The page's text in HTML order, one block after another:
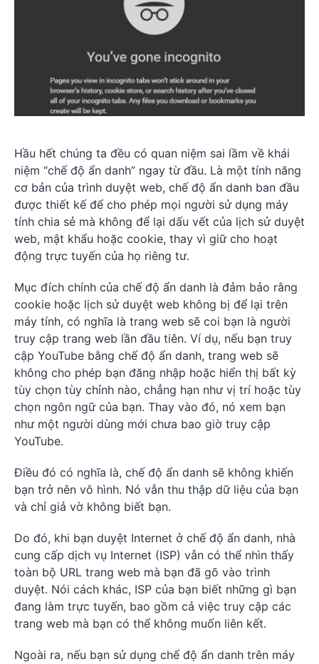
Hầu hết chúng ta đều có quan niệm sai lầm về khái
niệm “chế độ ẩn danh” ngay từ đầu. Là một tính năng
cơ bản của trình duyệt web, chế độ ẩn danh ban đầu
được thiết kế để cho phép mọi người sử dụng máy
tính chia sẻ mà không để lại dấu vết của lịch sử duyệt
web, mật khẩu hoặc cookie, thay vì giữ cho hoạt
động trực tuyến của họ riêng tư.
Mục đích chính của chế độ ẩn danh là đảm bảo rằng
cookie hoặc lịch sử duyệt web không bị để lại trên
máy tính, có nghĩa là trang web sẽ coi bạn là người
truy cập trang web lần đầu tiên. Ví dụ, nếu bạn truy
cập YouTube bằng chế độ ẩn danh, trang web sẽ
không cho phép bạn đăng nhập hoặc hiển thị bất kỳ
tùy chọn tùy chỉnh nào, chẳng hạn như vị trí hoặc tùy
chọn ngôn ngữ của bạn. Thay vào đó, nó xem bạn
như một người dùng mới chưa bao giờ truy cập
YouTube.
Điều đó có nghĩa là, chế độ ẩn danh sẽ không khiến
bạn trở nên vô hình. Nó vẫn thu thập dữ liệu của bạn
và chỉ giả vờ không biết bạn.
Do đó, khi bạn duyệt Internet ở chế độ ẩn danh, nhà
cung cấp dịch vụ Internet (ISP) vẫn có thể nhìn thấy
toàn bộ URL trang web mà bạn đã gõ vào trình
duyệt. Nói cách khác, ISP của bạn biết những gì bạn
đang làm trực tuyến, bao gồm cả việc truy cập các
trang web mà bạn có thể không muốn liên kết.
Ngoài ra, nếu bạn sử dụng chế độ ẩn danh trên máy